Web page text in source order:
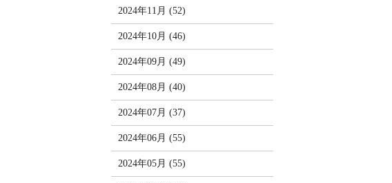
2024年11月 (52)
2024年10月 (46)
2024年09月 (49)
2024年08月 (40)
2024年07月 (37)
2024年06月 (55)
2024年05月 (55)